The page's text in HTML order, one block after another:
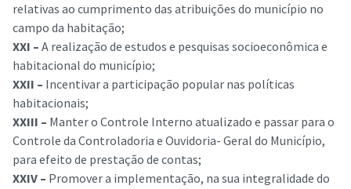
relativas ao cumprimento das atribuições do município no
campo da habitação;
XXI – A realização de estudos e pesquisas socioeconômica e
habitacional do município;
XXII – Incentivar a participação popular nas políticas
habitacionais;
XXIII – Manter o Controle Interno atualizado e passar para o
Controle da Controladoria e Ouvidoria- Geral do Município,
para efeito de prestação de contas;
XXIV – Promover a implementação, na sua integralidade do